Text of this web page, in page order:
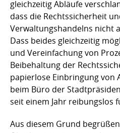
gleichzeitig Abläufe
dass die Rechtssicherheit
Verwaltungshandelns nicht
Dass beides gleichzeitig
und Vereinfachung von
Beibehaltung der
papierlose Einbringung von
beim Büro der
seit einem Jahr reibungslos
Aus diesem Grund